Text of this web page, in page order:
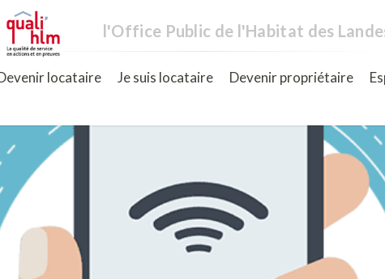
l'Office Public de l'Habitat des
locataire Je suis locataire Devenir propriétaire